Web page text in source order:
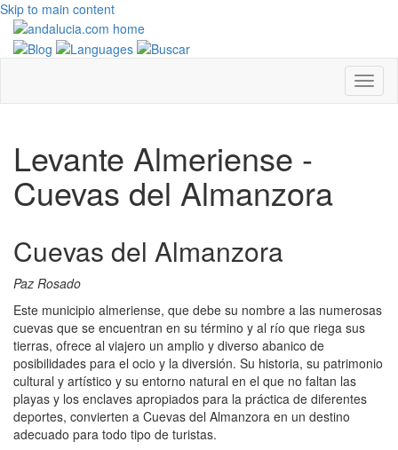
Skip to main content
Levante Almeriense -
Cuevas del Almanzora
Cuevas del Almanzora
Paz Rosado
Este municipio almeriense, que debe su nombre a las numerosas
cuevas que se encuentran en su término y al río que riega sus
tierras, ofrece al viajero un amplio y diverso abanico de
posibilidades para el ocio y la diversión. Su historia, su patrimonio
cultural y artístico y su entorno natural en el que no faltan las
playas y los enclaves apropiados para la práctica de diferentes
deportes, convierten a Cuevas del Almanzora en un destino
adecuado para todo tipo de turistas.